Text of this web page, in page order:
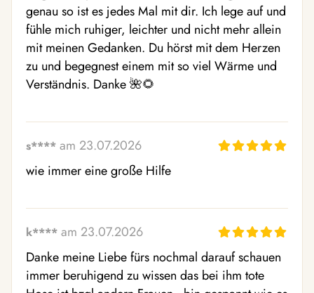
genau so ist es jedes Mal mit dir. Ich lege auf und
fühle mich ruhiger, leichter und nicht mehr allein
mit meinen Gedanken. Du hörst mit dem Herzen
zu und begegnest einem mit so viel Wärme und
Verständnis. Danke 🌺🌻
s**** am 23.07.2026
wie immer eine große Hilfe
k**** am 23.07.2026
Danke meine Liebe fürs nochmal darauf schauen
immer beruhigend zu wissen das bei ihm tote